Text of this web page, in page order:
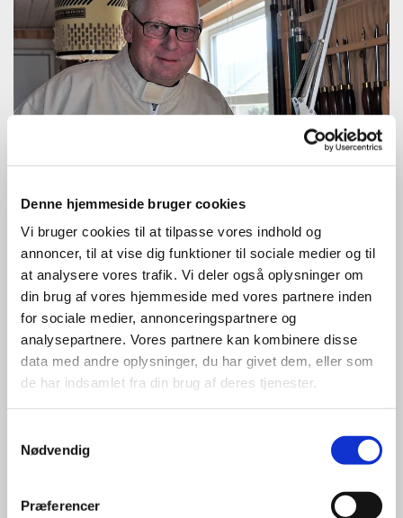
Denne hjemmeside bruger cookies
Vi bruger cookies til at tilpasse vores indhold og
annoncer, til at vise dig funktioner til sociale medier og til
at analysere vores trafik. Vi deler også oplysninger om
din brug af vores hjemmeside med vores partnere inden
for sociale medier, annonceringspartnere og
analysepartnere. Vores partnere kan kombinere disse
data med andre oplysninger, du har givet dem, eller som
de har indsamlet fra din brug af deres tjenester.
Nødvendig
Præferencer